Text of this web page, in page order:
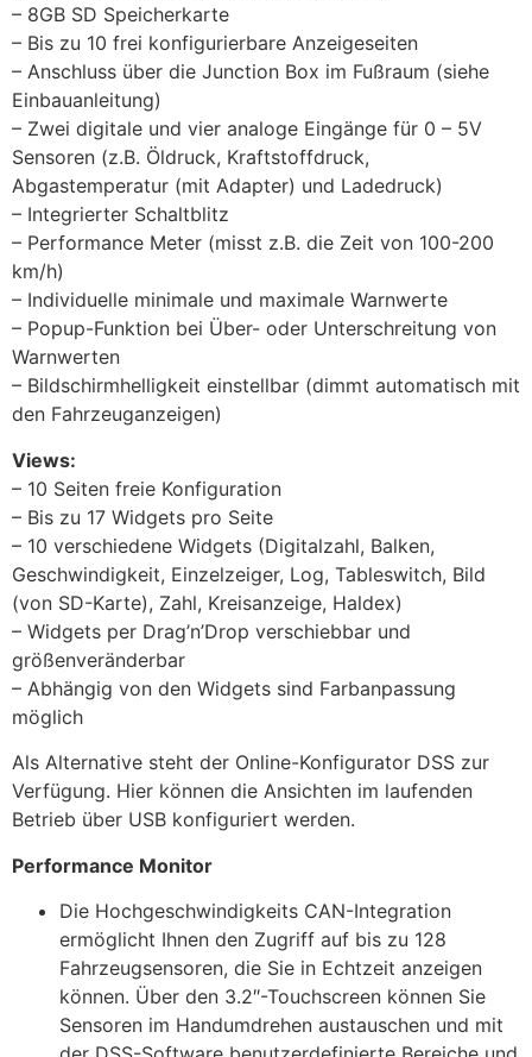
– 8GB SD Speicherkarte
– Bis zu 10 frei konfigurierbare Anzeigeseiten
– Anschluss über die Junction Box im Fußraum (siehe
Einbauanleitung)
– Zwei digitale und vier analoge Eingänge für 0 – 5V
Sensoren (z.B. Öldruck, Kraftstoffdruck,
Abgastemperatur (mit Adapter) und Ladedruck)
– Integrierter Schaltblitz
– Performance Meter (misst z.B. die Zeit von 100-200
km/h)
– Individuelle minimale und maximale Warnwerte
– Popup-Funktion bei Über- oder Unterschreitung von
Warnwerten
– Bildschirmhelligkeit einstellbar (dimmt automatisch mit
den Fahrzeuganzeigen)
Views:
– 10 Seiten freie Konfiguration
– Bis zu 17 Widgets pro Seite
– 10 verschiedene Widgets (Digitalzahl, Balken,
Geschwindigkeit, Einzelzeiger, Log, Tableswitch, Bild
(von SD-Karte), Zahl, Kreisanzeige, Haldex)
– Widgets per Drag’n’Drop verschiebbar und
größenveränderbar
– Abhängig von den Widgets sind Farbanpassung
möglich
Als Alternative steht der Online-Konfigurator DSS zur
Verfügung. Hier können die Ansichten im laufenden
Betrieb über USB konfiguriert werden.
Performance Monitor
Die Hochgeschwindigkeits CAN-Integration
ermöglicht Ihnen den Zugriff auf bis zu 128
Fahrzeugsensoren, die Sie in Echtzeit anzeigen
können. Über den 3.2″-Touchscreen können Sie
Sensoren im Handumdrehen austauschen und mit